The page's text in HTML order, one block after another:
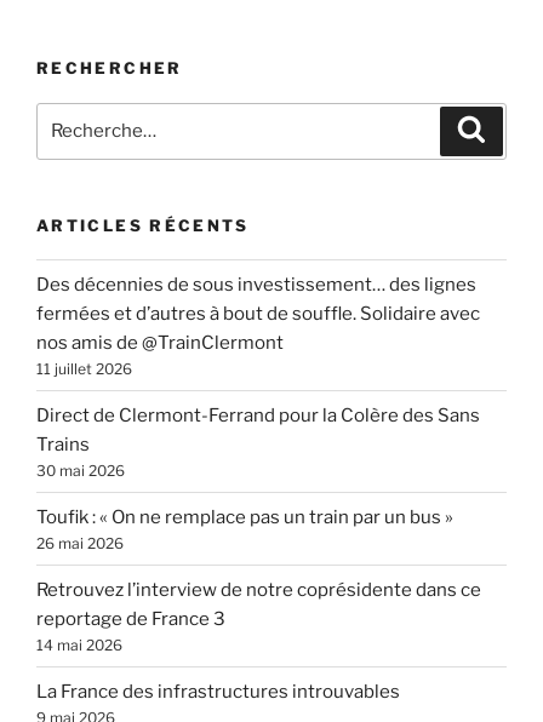
RECHERCHER
pour
ARTICLES RÉCENTS
Des décennies de sous investissement… des lignes
fermées et d’autres à bout de souffle. Solidaire avec
nos amis de @TrainClermont
11 juillet 2026
Direct de Clermont-Ferrand pour la Colère des Sans
Trains
30 mai 2026
Toufik : « On ne remplace pas un train par un bus »
26 mai 2026
Retrouvez l’interview de notre coprésidente dans ce
reportage de France 3
14 mai 2026
La France des infrastructures introuvables
9 mai 2026